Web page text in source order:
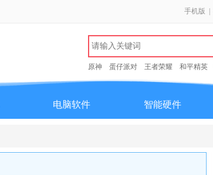
手机版
原神 蛋仔派对 王者荣耀 和平精英
电脑软件 智能硬件